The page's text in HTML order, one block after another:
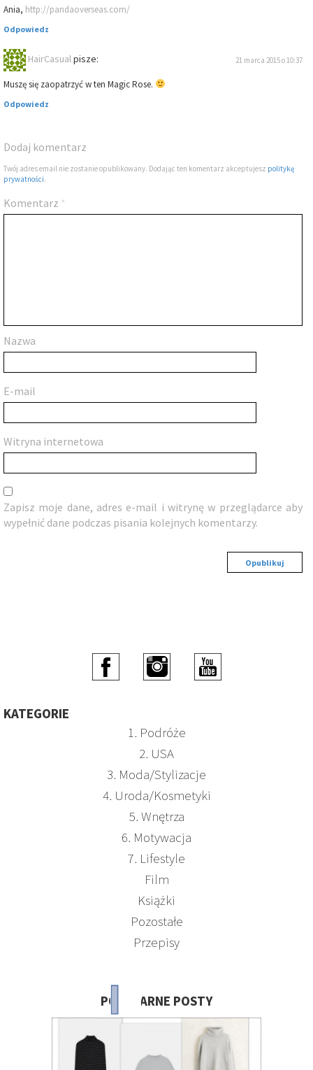
Ania, http://pandaoverseas.com/
Odpowiedz
HairCasualpisze: 21 marca 2015 o 10:37
Muszę się zaopatrzyć w ten Magic Rose.
Odpowiedz
Dodaj komentarz
Twój adres email nie zostanie opublikowany. Dodając ten komentarz akceptujesz politykę
prywatności.
Komentarz *
Nazwa
E-mail
Witryna internetowa
Zapisz moje dane, adres e-mail i witrynę w przeglądarce aby
wypełnić dane podczas pisania kolejnych komentarzy.
KATEGORIE
1. Podróże
2. USA
3. Moda/Stylizacje
4. Uroda/Kosmetyki
5. Wnętrza
6. Motywacja
7. Lifestyle
Film
Książki
Pozostałe
Przepisy
POPULARNE POSTY